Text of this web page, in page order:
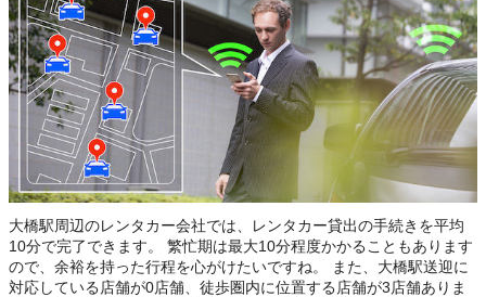
大橋駅周辺のレンタカー会社では、レンタカー貸出の手続きを平均
10分で完了できます。 繁忙期は最大10分程度かかることもあります
ので、余裕を持った行程を心がけたいですね。 また、大橋駅送迎に
対応している店舗が0店舗、徒歩圏内に位置する店舗が3店舗ありま